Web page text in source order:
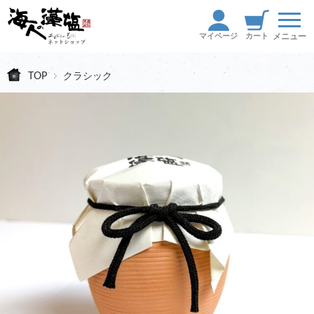
TOP クラシック